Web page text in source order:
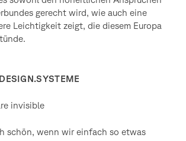
gerecht wird, wie auch eine
Leichtigkeit zeigt, die diesem Europa
invisible
schön, wenn wir einfach so etwas